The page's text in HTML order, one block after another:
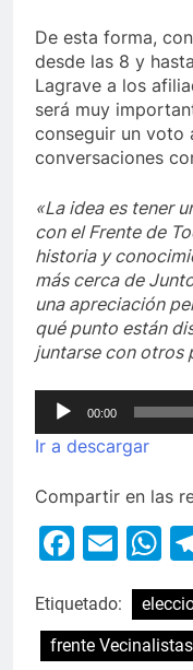
De esta forma,
desde las 8 y
Lagrave a los
será muy
conseguir un voto
conversaciones
«La idea es tener
con el Frente de
historia y
más cerca de
una apreciación
qué punto están
juntarse con otros
Reproductor
audio
00:00
Ir a descargar
Compartir en las
Etiquetado:
frente Vecinalistas